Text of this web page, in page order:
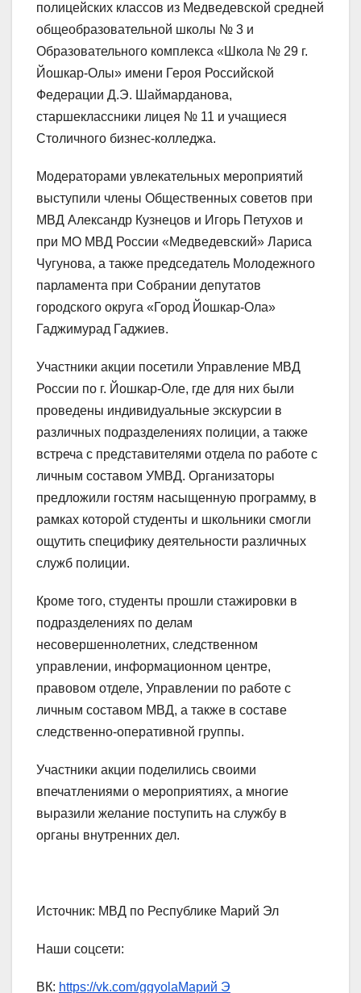
полицейских классов из Медведевской средней
общеобразовательной школы № 3 и
Образовательного комплекса «Школа № 29 г.
Йошкар-Олы» имени Героя Российской
Федерации Д.Э. Шаймарданова,
старшеклассники лицея № 11 и учащиеся
Столичного бизнес-колледжа.
Модераторами увлекательных мероприятий
выступили члены Общественных советов при
МВД Александр Кузнецов и Игорь Петухов и
при МО МВД России «Медведевский» Лариса
Чугунова, а также председатель Молодежного
парламента при Собрании депутатов
городского округа «Город Йошкар-Ола»
Гаджимурад Гаджиев.
Участники акции посетили Управление МВД
России по г. Йошкар-Оле, где для них были
проведены индивидуальные экскурсии в
различных подразделениях полиции, а также
встреча с представителями отдела по работе с
личным составом УМВД. Организаторы
предложили гостям насыщенную программу, в
рамках которой студенты и школьники смогли
ощутить специфику деятельности различных
служб полиции.
Кроме того, студенты прошли стажировки в
подразделениях по делам
несовершеннолетних, следственном
управлении, информационном центре,
правовом отделе, Управлении по работе с
личным составом МВД, а также в составе
следственно-оперативной группы.
Участники акции поделились своими
впечатлениями о мероприятиях, а многие
выразили желание поступить на службу в
органы внутренних дел.
Источник: МВД по Республике Марий Эл
Наши соцсети:
ВК: https://vk.com/ggyolaМарий Э